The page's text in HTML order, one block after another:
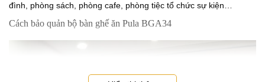
đình, phòng sách, phòng cafe, phòng tiệc tổ chức sự kiện…
Cách bảo quản bộ bàn ghế ăn Pula BGA34